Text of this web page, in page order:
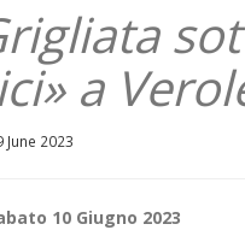
a
June 2023
10 Giugno 2023